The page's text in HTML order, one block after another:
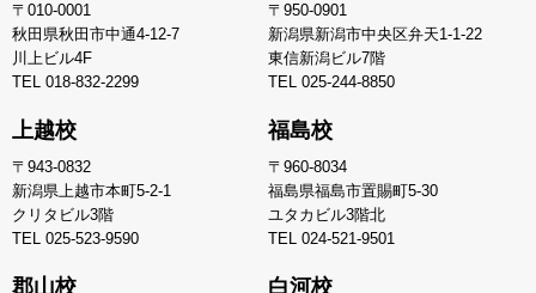
〒010-0001
秋田県秋田市中通4-12-7
川上ビル4F
TEL 018-832-2299
〒950-0901
新潟県新潟市中央区弁天1-1-22
東信新潟ビル7階
TEL 025-244-8850
上越校
〒943-0832
新潟県上越市本町5-2-1
クリタビル3階
TEL 025-523-9590
福島校
〒960-8034
福島県福島市置賜町5-30
ユタカビル3階北
TEL 024-521-9501
郡山校 白河校